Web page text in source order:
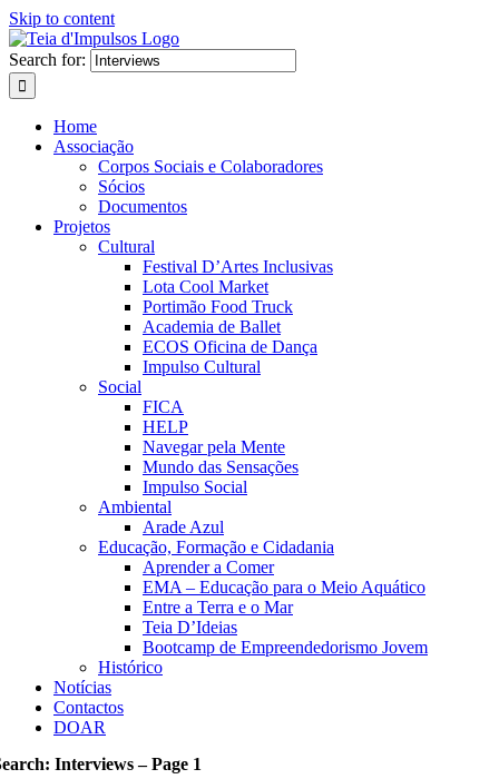
Skip to content
Search for:
Home
Associação
Corpos Sociais e Colaboradores
Sócios
Documentos
Projetos
Cultural
Festival D’Artes Inclusivas
Lota Cool Market
Portimão Food Truck
Academia de Ballet
ECOS Oficina de Dança
Impulso Cultural
Social
FICA
HELP
Navegar pela Mente
Mundo das Sensações
Impulso Social
Ambiental
Arade Azul
Educação, Formação e Cidadania
Aprender a Comer
EMA – Educação para o Meio Aquático
Entre a Terra e o Mar
Teia D’Ideias
Bootcamp de Empreendedorismo Jovem
Histórico
Notícias
Contactos
DOAR
Interviews – Page 1